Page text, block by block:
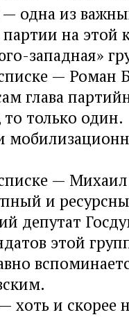
одна из
на этой
западная»
— Роман
глава
только один.
—
и
депутат
этой
хоть и скорее